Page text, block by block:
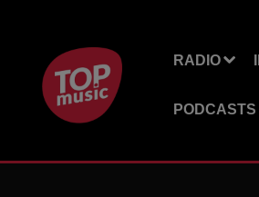
RADIO
PODCASTS